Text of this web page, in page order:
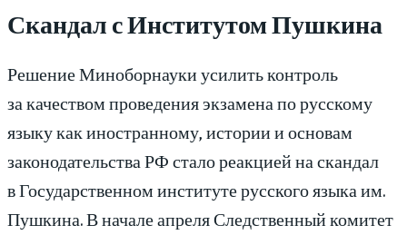
Скандал с Институтом Пушкина
Решение Миноборнауки усилить контроль
за качеством проведения экзамена по русскому
языку как иностранному, истории и основам
законодательства РФ стало реакцией на скандал
в Государственном институте русского языка им.
Пушкина. В начале апреля Следственный комитет